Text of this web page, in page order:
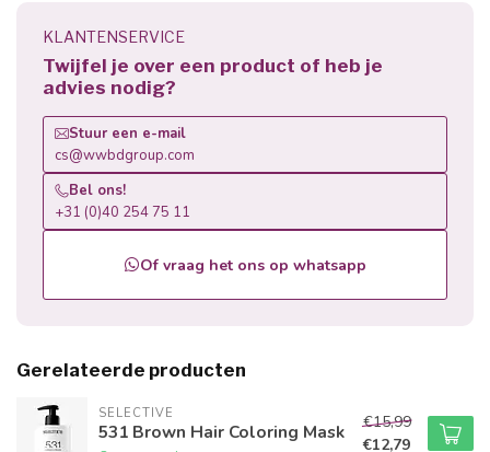
KLANTENSERVICE
Twijfel je over een product of heb je
advies nodig?
Stuur een e-mail
cs@wwbdgroup.com
Bel ons!
+31 (0)40 254 75 11
Of vraag het ons op whatsapp
Gerelateerde producten
SELECTIVE
531 Brown Hair Coloring Mask
€15,99
€12,79